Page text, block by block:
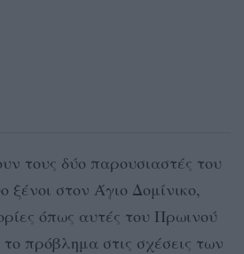
τους δύο παρουσιαστές του
ξένοι στον Άγιο Δομίνικο,
όπως αυτές του Πρωινού
πρόβλημα στις σχέσεις των